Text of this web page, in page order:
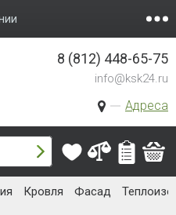
Адреса
8 (812) 448-65-75
info@ksk24.ru
Кровля Фасад